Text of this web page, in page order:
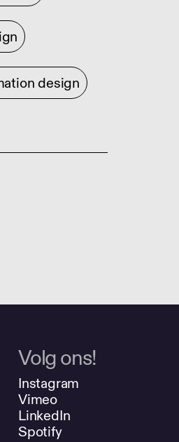
design
Volg ons!
Instagram
Vimeo
LinkedIn
Spotify